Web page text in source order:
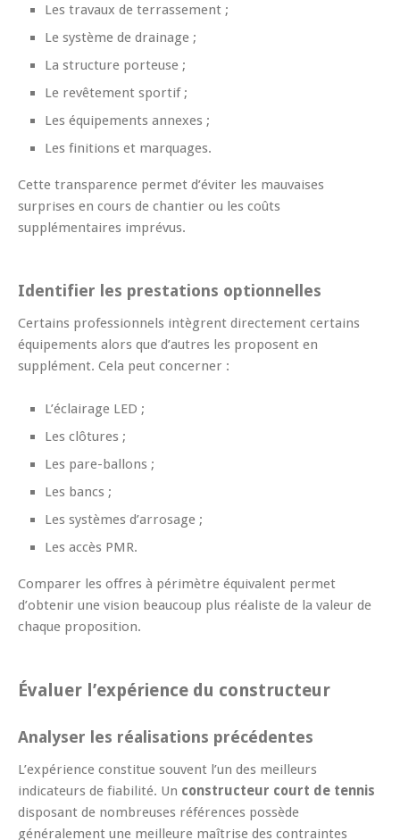
Les travaux de terrassement ;
Le système de drainage ;
La structure porteuse ;
Le revêtement sportif ;
Les équipements annexes ;
Les finitions et marquages.
Cette transparence permet d’éviter les mauvaises
surprises en cours de chantier ou les coûts
supplémentaires imprévus.
Identifier les prestations optionnelles
Certains professionnels intègrent directement certains
équipements alors que d’autres les proposent en
supplément. Cela peut concerner :
L’éclairage LED ;
Les clôtures ;
Les pare-ballons ;
Les bancs ;
Les systèmes d’arrosage ;
Les accès PMR.
Comparer les offres à périmètre équivalent permet
d’obtenir une vision beaucoup plus réaliste de la valeur de
chaque proposition.
Évaluer l’expérience du constructeur
Analyser les réalisations précédentes
L’expérience constitue souvent l’un des meilleurs
indicateurs de fiabilité. Un constructeur court de tennis
disposant de nombreuses références possède
généralement une meilleure maîtrise des contraintes